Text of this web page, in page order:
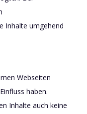
Inhalte umgehend
Webseiten
haben.
Inhalte auch keine